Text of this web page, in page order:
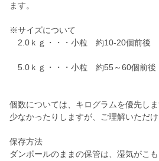
ます。
※サイズについて
2.0ｋｇ・・・小粒 約10-20個前後
5.0ｋｇ・・・小粒 約55～60個前後
個数については、キログラムを優先し
少なかったりしますが、ご理解いただけ
保存方法
ダンボールのままの保管は、湿気がこも